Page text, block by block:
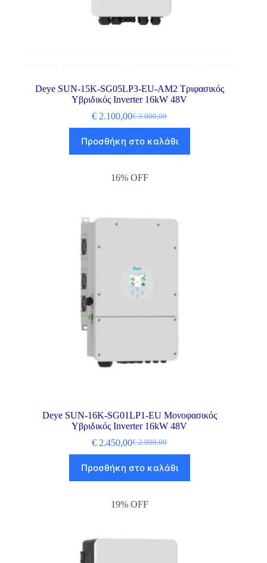
Deye SUN-15K-SG05LP3-EU-AM2 Τριφασικός
Υβριδικός Inverter 16kW 48V
€3.000,00
€ 2.100,00
Προσθήκη στο καλάθι
16% OFF
Deye SUN-16K-SG01LP1-EU Μονοφασικός
Υβριδικός Inverter 16kW 48V
€2.900,00
€ 2.450,00
Προσθήκη στο καλάθι
19% OFF